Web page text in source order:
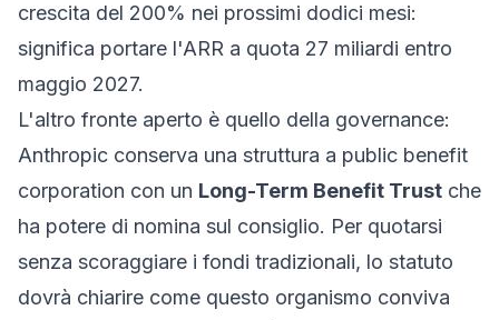
crescita del 200% nei prossimi dodici mesi:
significa portare l'ARR a quota 27 miliardi entro
maggio 2027.
L'altro fronte aperto è quello della governance:
Anthropic conserva una struttura a public benefit
corporation con un Long-Term Benefit Trust che
ha potere di nomina sul consiglio. Per quotarsi
senza scoraggiare i fondi tradizionali, lo statuto
dovrà chiarire come questo organismo conviva